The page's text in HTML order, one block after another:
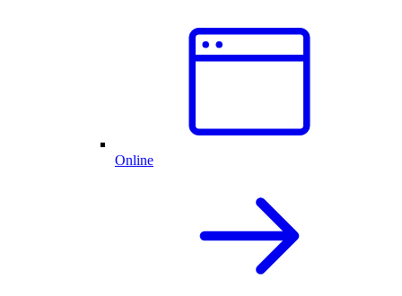
Online